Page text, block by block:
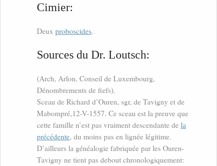
Cimier:
Deux proboscides.
Sources du Dr. Loutsch:
(Arch, Arlon, Conseil de Luxembourg,
Dénombrements de fiefs).
Sceau de Richard d’Ouren, sgr, de Tavigny et de
Mabompré,12-V-1557. Ce sceau est la preuve que
cette famille n’est pas vraiment descendante de la
précédente, du moins pas en lignée légitime.
D’ailleurs la généalogie fabriquée par les Ouren-
Tavigny ne tient pas debout chronologiquement: